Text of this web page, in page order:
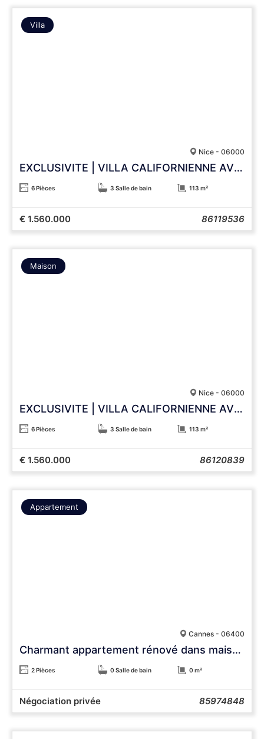
Villa
Nice - 06000
EXCLUSIVITE | VILLA CALIFORNIENNE AVEC VUE PANORAMIQUE SUR LES COLLINES
6 Pièces 3 Salle de bain 113 m²
€ 1.560.000 86119536
Maison
Nice - 06000
EXCLUSIVITE | VILLA CALIFORNIENNE AVEC VUE PANORAMIQUE SUR LES COLLINES
6 Pièces 3 Salle de bain 113 m²
€ 1.560.000 86120839
Appartement
Cannes - 06400
Charmant appartement rénové dans maison 1930 – Quartier Montrose – Cannes
2 Pièces 0 Salle de bain 0 m²
Négociation privée 85974848